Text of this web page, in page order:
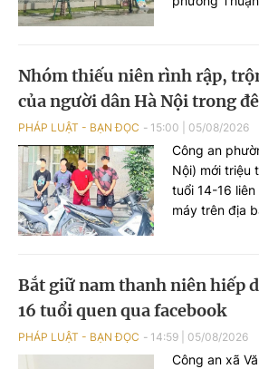
Nhóm thiếu niên rình rập,
của người dân Hà Nội trong
PHÁP LUẬT - BẠN ĐỌC 15:00 05/08/2026
Công an
Nội) mới triệu
tuổi 14-16
máy trên địa
Bắt giữ nam thanh niên hiếp
16 tuổi quen qua facebook
PHÁP LUẬT - BẠN ĐỌC 14:59 05/08/2026
Công an xã